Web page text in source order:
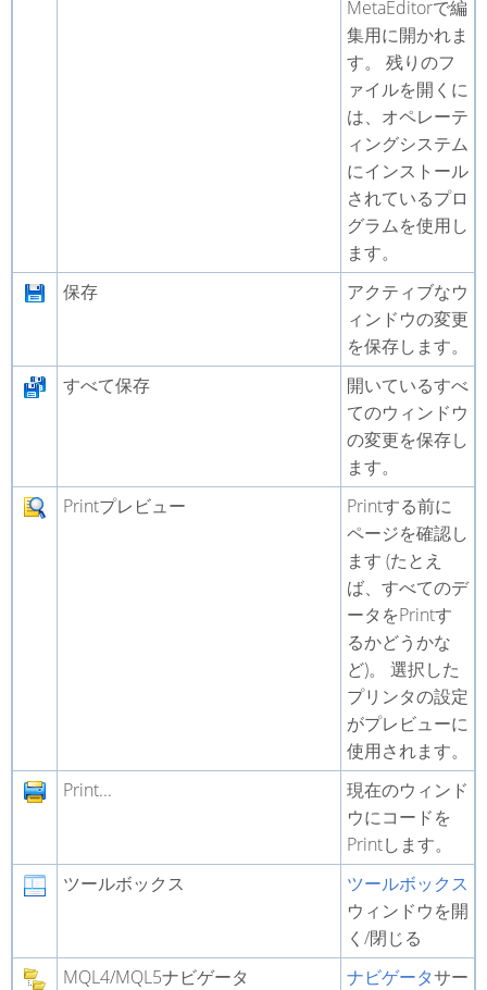
MetaEditorで編
集用に開かれま
す。 残りのフ
ァイルを開くに
は、オペレーテ
ィングシステム
にインストール
されているプロ
グラムを使用し
ます。
保存
アクティブなウ
ィンドウの変更
を保存します。
すべて保存
開いているすべ
てのウィンドウ
の変更を保存し
ます。
Printプレビュー
Printする前に
ページを確認し
ます (たとえ
ば、すべてのデ
ータをPrintす
るかどうかな
ど)。 選択した
プリンタの設定
がプレビューに
使用されます。
Print...
現在のウィンド
ウにコードを
Printします。
ツールボックス
ツールボックス
ウィンドウを開
く/閉じる
MQL4/MQL5ナビゲータ
ナビゲータサー